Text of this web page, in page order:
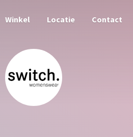
Winkel Locatie Contact